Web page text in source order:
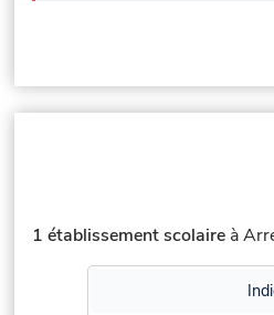
1 établissement scolaire à